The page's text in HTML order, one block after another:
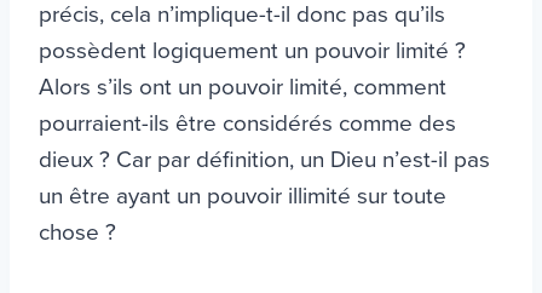
précis, cela n’implique-t-il donc pas qu’ils
possèdent logiquement un pouvoir limité ?
Alors s’ils ont un pouvoir limité, comment
pourraient-ils être considérés comme des
dieux ? Car par définition, un Dieu n’est-il pas
un être ayant un pouvoir illimité sur toute
chose ?